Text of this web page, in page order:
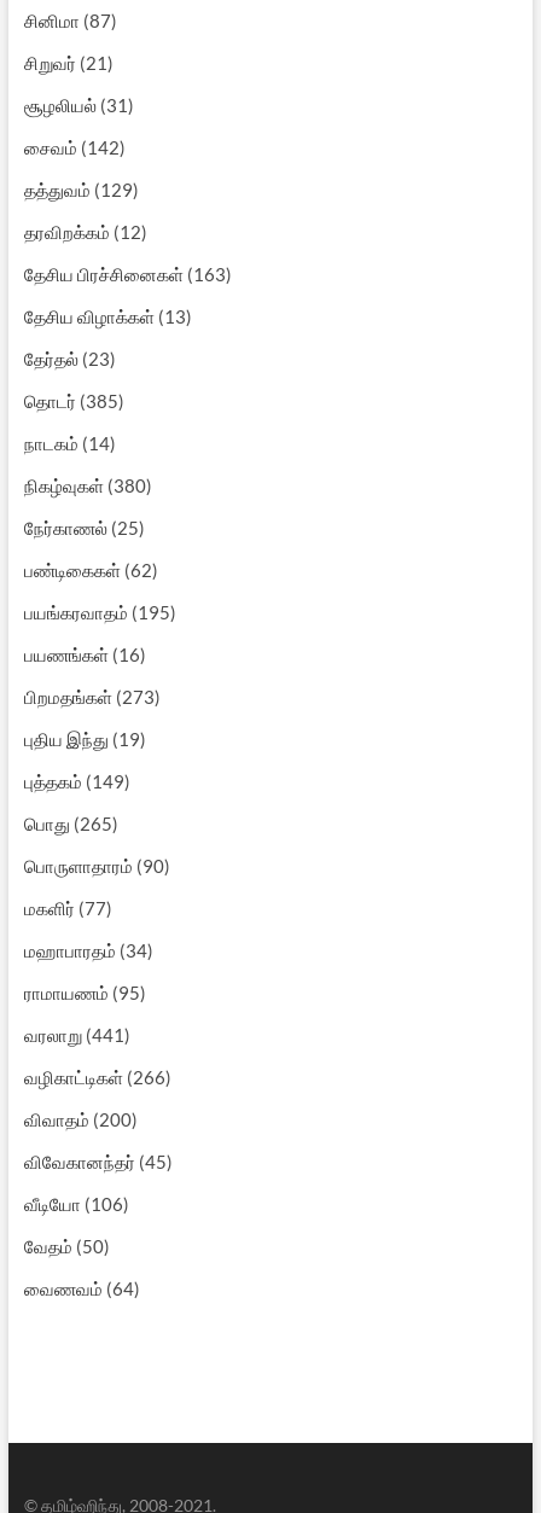
சினிமா (87)
சிறுவர் (21)
சூழலியல்(31)
சைவம் (142)
தத்துவம் (129)
தரவிறக்கம் (12)
தேசிய பிரச்சினைகள்(163)
தேசிய விழாக்கள்(13)
தேர்தல்(23)
தொடர் (385)
நாடகம் (14)
நிகழ்வுகள்(380)
நேர்காணல்(25)
பண்டிகைகள்(62)
பயங்கரவாதம் (195)
பயணங்கள்(16)
பிறமதங்கள்(273)
புதிய இந்து (19)
புத்தகம் (149)
பொது (265)
பொருளாதாரம் (90)
மகளிர் (77)
மஹாபாரதம் (34)
ராமாயணம் (95)
வரலாறு(441)
வழிகாட்டிகள்(266)
விவாதம் (200)
விவேகானந்தர் (45)
வீடியோ (106)
வேதம் (50)
வைணவம் (64)
© தமிழ்ஹிந்து, 2008-2021.